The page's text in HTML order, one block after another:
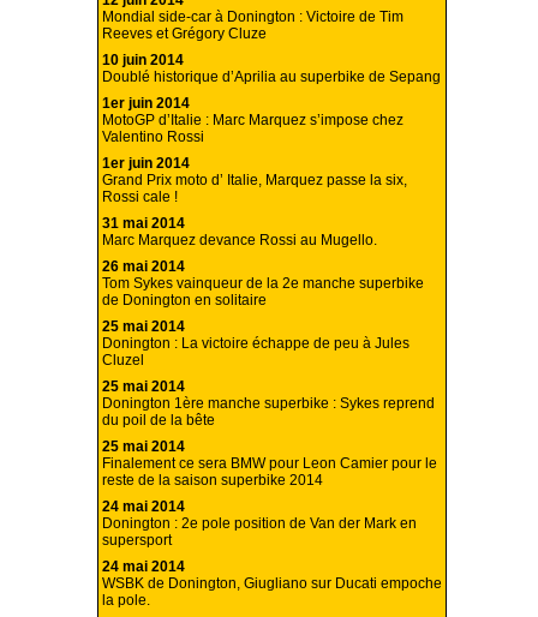
Mondial side-car à Donington : Victoire de Tim
Reeves et Grégory Cluze
10 juin 2014
Doublé historique d’Aprilia au superbike de Sepang
1er juin 2014
MotoGP d’Italie : Marc Marquez s’impose chez
Valentino Rossi
1er juin 2014
Grand Prix moto d’ Italie, Marquez passe la six,
Rossi cale !
31 mai 2014
Marc Marquez devance Rossi au Mugello.
26 mai 2014
Tom Sykes vainqueur de la 2e manche superbike
de Donington en solitaire
25 mai 2014
Donington : La victoire échappe de peu à Jules
Cluzel
25 mai 2014
Donington 1ère manche superbike : Sykes reprend
du poil de la bête
25 mai 2014
Finalement ce sera BMW pour Leon Camier pour le
reste de la saison superbike 2014
24 mai 2014
Donington : 2e pole position de Van der Mark en
supersport
24 mai 2014
WSBK de Donington, Giugliano sur Ducati empoche
la pole.